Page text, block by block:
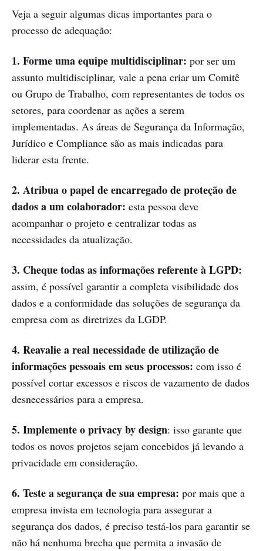
Veja a seguir algumas dicas importantes para o
processo de adequação:
1. Forme uma equipe multidisciplinar: por ser um
assunto multidisciplinar, vale a pena criar um Comitê
ou Grupo de Trabalho, com representantes de todos os
setores, para coordenar as ações a serem
implementadas. As áreas de Segurança da Informação,
Jurídico e Compliance são as mais indicadas para
liderar esta frente.
2. Atribua o papel de encarregado de proteção de
dados a um colaborador: esta pessoa deve
acompanhar o projeto e centralizar todas as
necessidades da atualização.
3. Cheque todas as informações referente à LGPD:
assim, é possível garantir a completa visibilidade dos
dados e a conformidade das soluções de segurança da
empresa com as diretrizes da LGDP.
4. Reavalie a real necessidade de utilização de
informações pessoais em seus processos: com isso é
possível cortar excessos e riscos de vazamento de dados
desnecessários para a empresa.
5. Implemente o privacy by design: isso garante que
todos os novos projetos sejam concebidos já levando a
privacidade em consideração.
6. Teste a segurança de sua empresa: por mais que a
empresa invista em tecnologia para assegurar a
segurança dos dados, é preciso testá-los para garantir se
não há nenhuma brecha que permita a invasão de